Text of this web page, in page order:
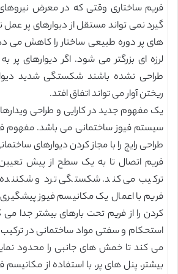
فریم ساختاری وقتی که در معرض نیروهای
گیرد نمی تواند مستقل از دیوارهای پر عمل
های پر دوره طبیعی ساختار را کاهش می
لرزه ای بزرگتر می شود. اگر دیوارهای
طراحی نشده باشند شکستگی شدید
ریختن آوار می تواند اتفاق افتد.
یک مفهوم جدید در کارایی و طراحی
سیستم فیوز ساختمانی می باشد. مفهوم
طراحی رایج را با مجاز کردن دیوارهای
فریم اتصال تا به یک سطح از پیش تعیین
ترکیب می کند. شکستگی ترد و شکننده
فریم با اعمال یک مکانیسم فیوز
کردن را از فریم تحت بارهای بیشتر جدا می
استحکام و سفتی مواد ساختمانی در
می کند تا خمش های جانبی را محدود
بیشتر، پنل های پر، با استفاده از مکانیسم